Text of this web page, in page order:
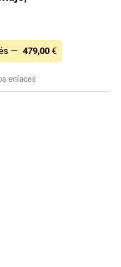
— 479,00 €
enlaces